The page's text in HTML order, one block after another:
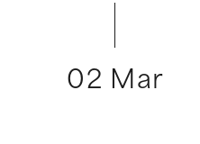
02 Mar